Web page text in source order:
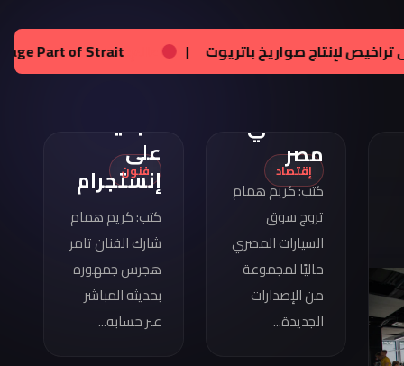
إنستجرام| عالم:زيلينسكي يحصل على تراخيص لإنتاج
إقتصاد
مواصفات
كوبرا
2026 في
مصر
كتب: كريم همام
تروج سوق
السيارات المصري
حاليًا لمجموعة
من الإصدارات
الجديدة...
فنون
هجرس
يشارك
الجديدة
على
إنستجرام
كتب: كريم همام
شارك الفنان تامر
هجرس جمهوره
بحديثه المباشر
عبر حسابه...